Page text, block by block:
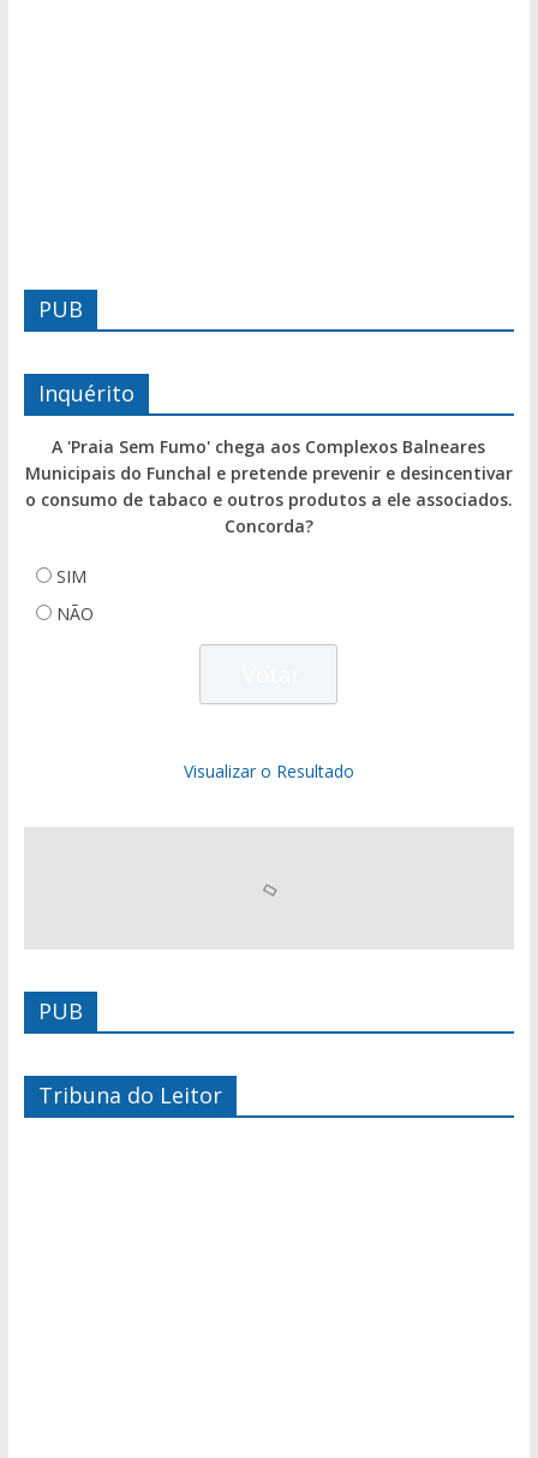
PUB
Inquérito
A 'Praia Sem Fumo' chega aos Complexos Balneares
Municipais do Funchal e pretende prevenir e desincentivar
o consumo de tabaco e outros produtos a ele associados.
Concorda?
SIM
NÃO
Visualizar o Resultado
PUB
Tribuna do Leitor